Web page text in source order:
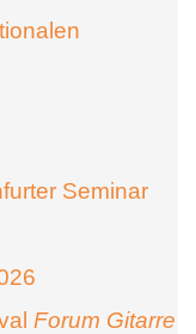
Seminar
Forum Gitarre